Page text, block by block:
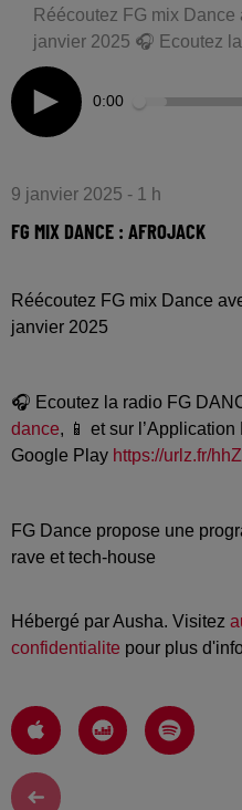
Réécoutez FG mix
janvier 2025 🎧 Ecoutez
0:00
9 janvier 2025 - 1 h
FG MIX DANCE : AFROJACK
Réécoutez FG mix Dance
janvier 2025
🎧 Ecoutez la radio FG
dance, 📱 et sur l’Application
Google Play https://urlz.fr/
FG Dance propose une
rave et tech-house
Hébergé par Ausha. Visitez
confidentialite pour plus